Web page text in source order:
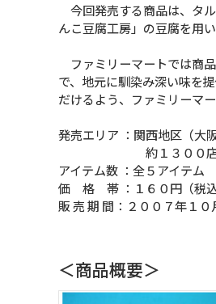
今回発売する商品は、タ
んこ豆腐工房」の豆腐を用
ファミリーマートでは商
で、地元に馴染み深い味を
だけるよう、ファミリーマ
発売エリア ：関西地区（大
約１３００店舗フ
アイテム数 ：全５アイテム
価 格 帯 ：１６０円（税込
販 売 期 間：２００７年１
＜商品概要＞